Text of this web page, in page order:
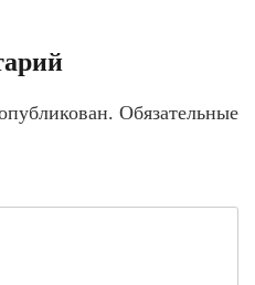
Обязательные